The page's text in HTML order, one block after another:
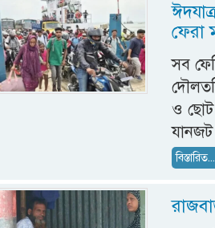
ফেরা
সব
ও ছোট
যানজট
বিস্তারিত...